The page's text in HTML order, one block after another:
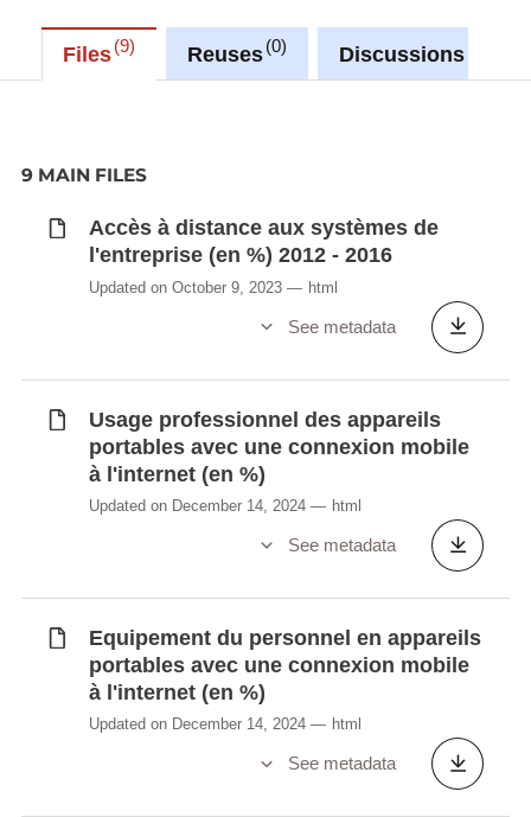
Files 9 Reuses 0 Discussions
9 MAIN FILES
Accès à distance aux systèmes de
l'entreprise (en %) 2012 - 2016
Updated on October 9, 2023 html
See metadata
Usage professionnel des appareils
portables avec une connexion mobile
à l'internet (en %)
Updated on December 14, 2024 html
See metadata
Equipement du personnel en appareils
portables avec une connexion mobile
à l'internet (en %)
Updated on December 14, 2024 html
See metadata